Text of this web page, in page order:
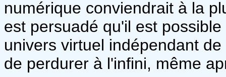
numérique conviendrait à la
est persuadé qu'il est
univers virtuel indépendant
de perdurer à l'infini, même